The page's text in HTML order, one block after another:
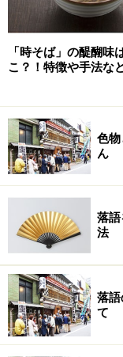
場所：よみうりホ
日時：2008年12
木戸銭：￥3,800
出演者：春風亭小
芸協若手特
会
クリスマス・イヴ
で吹き飛ばしてくれ
パートナーがい
身が狭い日にな
い誰が？こんな世
落語で叩きってく
「時そば」の醍醐味
こ？！特徴や手法な
色
ん
落
法
落
て